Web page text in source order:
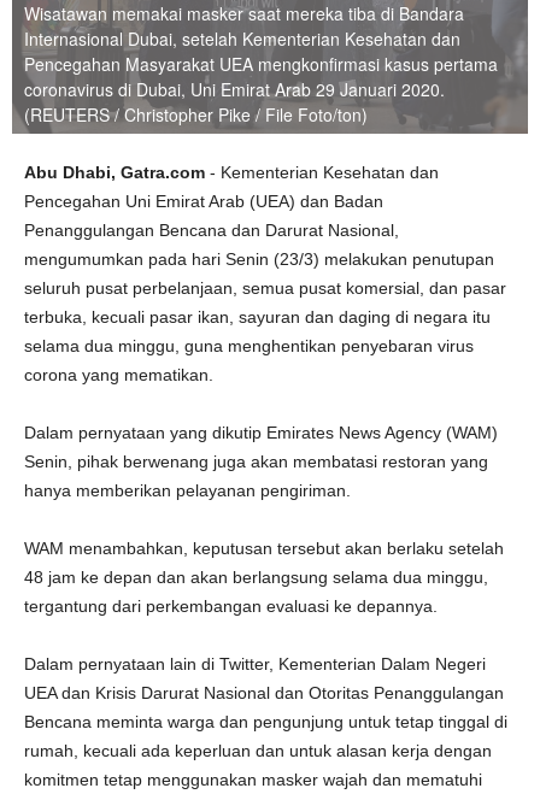
Wisatawan memakai masker saat mereka tiba di Bandara
Internasional Dubai, setelah Kementerian Kesehatan dan
Pencegahan Masyarakat UEA mengkonfirmasi kasus pertama
coronavirus di Dubai, Uni Emirat Arab 29 Januari 2020.
(REUTERS / Christopher Pike / File Foto/ton)
Abu Dhabi, Gatra.com - Kementerian Kesehatan dan
Pencegahan Uni Emirat Arab (UEA) dan Badan
Penanggulangan Bencana dan Darurat Nasional,
mengumumkan pada hari Senin (23/3) melakukan penutupan
seluruh pusat perbelanjaan, semua pusat komersial, dan pasar
terbuka, kecuali pasar ikan, sayuran dan daging di negara itu
selama dua minggu, guna menghentikan penyebaran virus
corona yang mematikan.
Dalam pernyataan yang dikutip Emirates News Agency (WAM)
Senin, pihak berwenang juga akan membatasi restoran yang
hanya memberikan pelayanan pengiriman.
WAM menambahkan, keputusan tersebut akan berlaku setelah
48 jam ke depan dan akan berlangsung selama dua minggu,
tergantung dari perkembangan evaluasi ke depannya.
Dalam pernyataan lain di Twitter, Kementerian Dalam Negeri
UEA dan Krisis Darurat Nasional dan Otoritas Penanggulangan
Bencana meminta warga dan pengunjung untuk tetap tinggal di
rumah, kecuali ada keperluan dan untuk alasan kerja dengan
komitmen tetap menggunakan masker wajah dan mematuhi